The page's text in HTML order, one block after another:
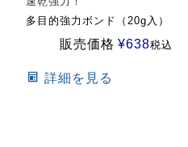
多目的強力ボンド（20g入）
販売価格 ¥638税込
詳細を見る